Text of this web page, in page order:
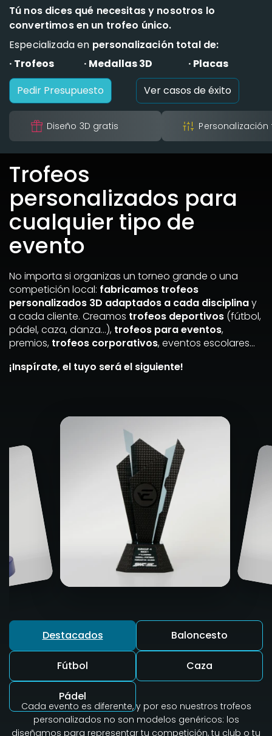
Tú nos dices qué necesitas y nosotros lo
convertimos en un trofeo único.
Especializada en personalización total de:
· Trofeos
· Medallas 3D
· Placas
Pedir Presupuesto
Ver casos de éxito
Diseño 3D gratis
Trofeos
personalizados para
cualquier tipo de
evento
No importa si organizas un torneo grande o una
competición local: fabricamos trofeos
personalizados 3D adaptados a cada disciplinay
a cada cliente. Creamos trofeos deportivos (fútbol,
pádel, caza, danza…), trofeos para eventos,
premios, trofeos corporativos, eventos escolares…
¡Inspírate, el tuyo será el siguiente!
Destacados Baloncesto
Fútbol Caza
Pádel
Cada evento es diferente, y por eso nuestros trofeos
personalizados no son modelos genéricos: los
diseñamos para representar tu competición, tu club o tu